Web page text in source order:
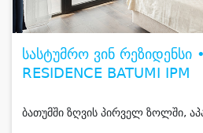
სასტუმრო ვინ რეზიდენსი
RESIDENCE BATUMI IPM
ბათუმში ზღვის პირველ ზოლში,